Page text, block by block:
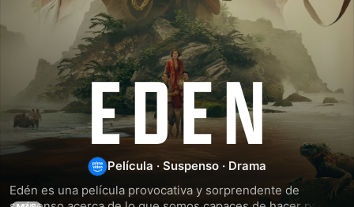
Edén
Película · Suspenso · Drama
Edén es una película provocativa y sorprendente de